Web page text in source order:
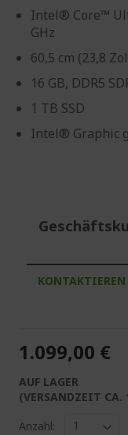
Intel® Core™
GHz
60,5 cm (23,8
16 GB, DDR5
1 TB SSD
Intel® Graphic
KONTAKTIEREN
1.099,00 €
AUF LAGER
(VERSANDZEIT CA.
Anzahl: